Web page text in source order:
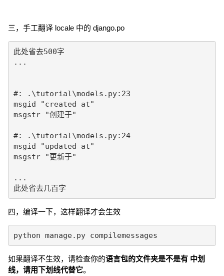
三，手工翻译 locale 中的 django.po
此处省去500字
...
#: .\tutorial\models.py:23
msgid "created at"
msgstr "创建于"
#: .\tutorial\models.py:24
msgid "updated at"
msgstr "更新于"
...
此处省去几百字
四，编译一下，这样翻译才会生效
python manage.py compilemessages
如果翻译不生效，请检查你的语言包的文件夹是不是有 中划
线，请用下划线代替它。